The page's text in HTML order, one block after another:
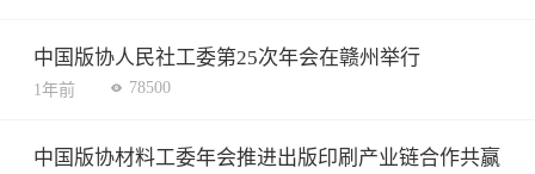
中国版协人民社工委第25次年会在赣州举行
1年前 78500
中国版协材料工委年会推进出版印刷产业链合作共赢